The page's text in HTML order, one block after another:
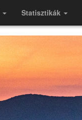
Statisztikák